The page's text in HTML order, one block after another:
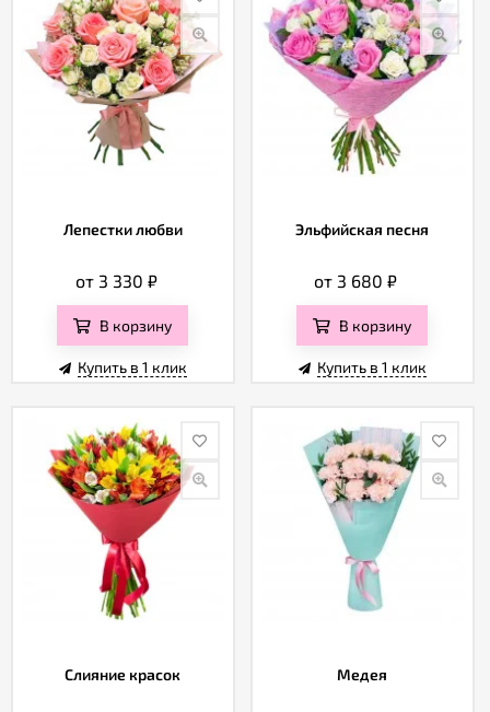
Лепестки любви
от 3 330 ₽
В корзину
Купить в 1 клик
Эльфийская песня
от 3 680₽
В корзину
Купить в 1 клик
Слияние красок Медея